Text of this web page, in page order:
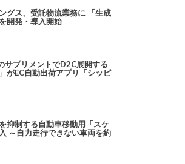
グス、受託物流業務に 「生成
開発・導入開始
サプリメントでD2C展開する
がEC自動出荷アプリ「シッピ
抑制する自動車移動用「スケ
～自力走行できない車両を約